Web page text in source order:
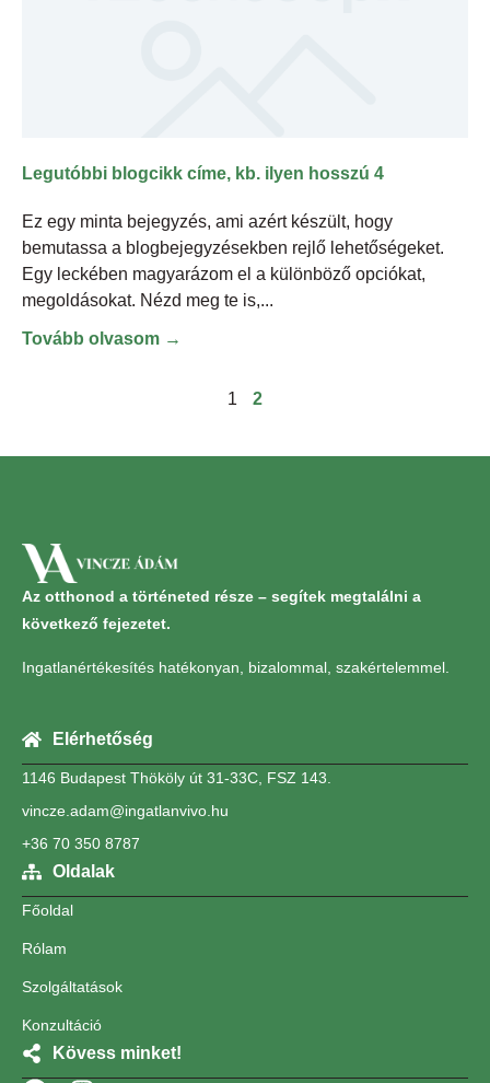
Legutóbbi blogcikk címe, kb. ilyen hosszú 4
Ez egy minta bejegyzés, ami azért készült, hogy
bemutassa a blogbejegyzésekben rejlő lehetőségeket.
Egy leckében magyarázom el a különböző opciókat,
megoldásokat. Nézd meg te is,
Tovább olvasom →
1 2
Az otthonod a történeted része – segítek megtalálni a
következő fejezetet.
Ingatlanértékesítés hatékonyan, bizalommal, szakértelemmel.
Elérhetőség
1146 Budapest Thököly út 31-33C, FSZ 143.
vincze.adam@ingatlanvivo.hu
+36 70 350 8787
Oldalak
Főoldal
Rólam
Szolgáltatások
Konzultáció
Kövess minket!